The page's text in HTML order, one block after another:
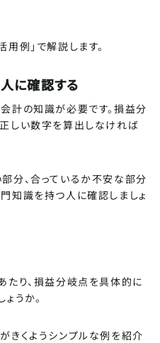
例」で解説します。
に確認する
計の知識が必要です。損益分
しい数字を算出しなければ
分、合っているか不安な部分
知識を持つ人に確認しましょ
たり、損益分岐点を具体的に
うか。
きくようシンプルな例を紹介
ェアする
ェアできて便利・・・目
〜〜